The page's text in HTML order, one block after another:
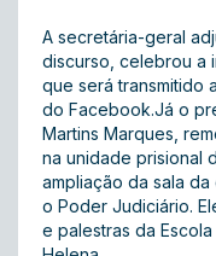
A secretária-geral
discurso, celebrou a
que será transmitido
do Facebook.Já o
Martins Marques,
na unidade prisional
ampliação da sala
o Poder Judiciário.
e palestras da